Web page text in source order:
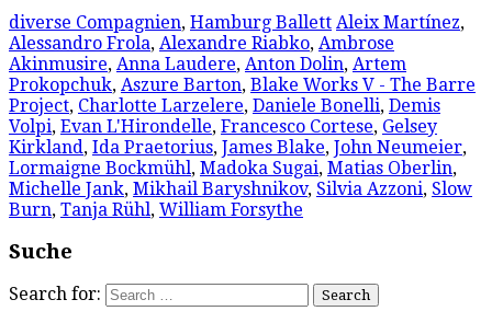
diverse Compagnien, Hamburg Ballett Aleix Martínez,
Alessandro Frola, Alexandre Riabko, Ambrose
Akinmusire, Anna Laudere, Anton Dolin, Artem
Prokopchuk, Aszure Barton, Blake Works V - The Barre
Project, Charlotte Larzelere, Daniele Bonelli, Demis
Volpi, Evan L'Hirondelle, Francesco Cortese, Gelsey
Kirkland, Ida Praetorius, James Blake, John Neumeier,
Lormaigne Bockmühl, Madoka Sugai, Matias Oberlin,
Michelle Jank, Mikhail Baryshnikov, Silvia Azzoni, Slow
Burn, Tanja Rühl, William Forsythe
Suche
Search for: